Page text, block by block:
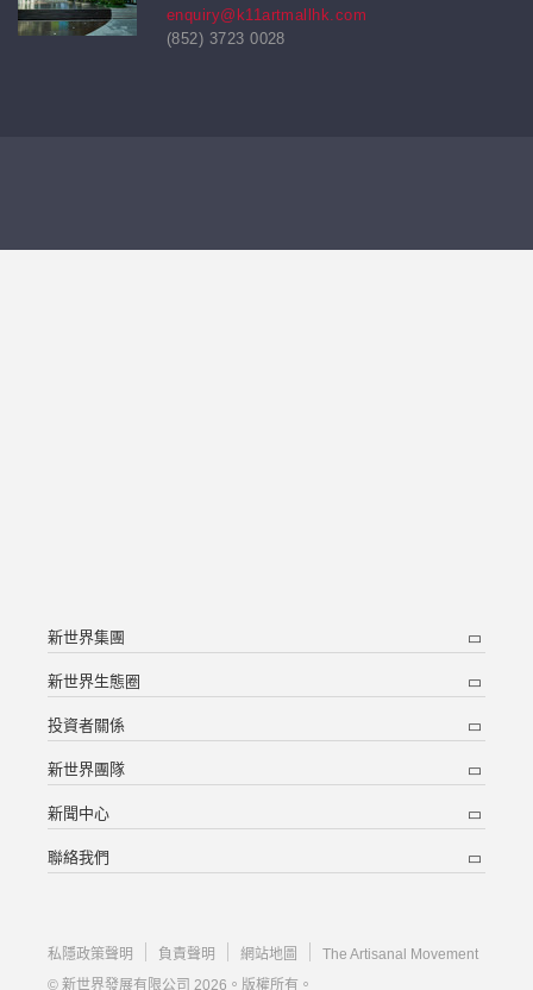
enquiry@k11artmallhk.com
(852) 3723 0028
新世界集團
新世界生態圈
投資者關係
新世界團隊
新聞中心
聯絡我們
私隱政策聲明 負責聲明 網站地圖
The Artisanal Movement
© 新世界發展有限公司 2026。版權所有。